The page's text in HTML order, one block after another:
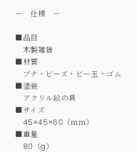
－ 仕様 －
■品目
木製雑貨
■材質
ブナ・ビーズ・ビー玉・ゴム
■塗装
アクリル絵の具
■サイズ
45×45×60（ｍｍ）
■重量
80（g）